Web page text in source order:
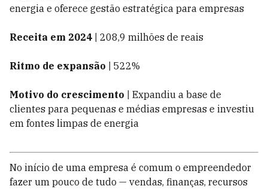
energia e oferece gestão estratégica para empresas
Receita em 2024 | 208,9 milhões de reais
Ritmo de expansão | 522%
Motivo do crescimento | Expandiu a base de
clientes para pequenas e médias empresas e investiu
em fontes limpas de energia
No início de uma empresa é comum o empreendedor
fazer um pouco de tudo — vendas, finanças, recursos